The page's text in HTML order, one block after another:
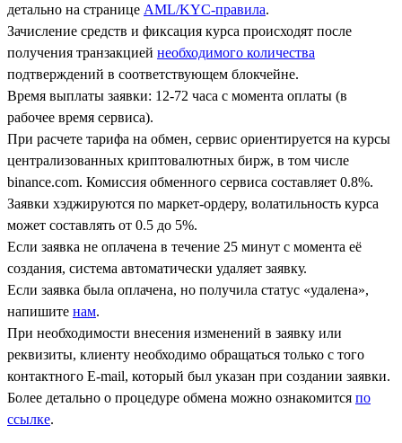
детально на странице AML/KYC-правила.
Зачисление средств и фиксация курса происходят после
получения транзакцией необходимого количества
подтверждений в соответствующем блокчейне.
Время выплаты заявки: 12-72 часа с момента оплаты (в
рабочее время сервиса).
При расчете тарифа на обмен, сервис ориентируется на курсы
централизованных криптовалютных бирж, в том числе
binance.com. Комиссия обменного сервиса составляет 0.8%.
Заявки хэджируются по маркет-ордеру, волатильность курса
может составлять от 0.5 до 5%.
Если заявка не оплачена в течение 25 минут с момента её
создания, система автоматически удаляет заявку.
Если заявка была оплачена, но получила статус «удалена»,
напишите нам.
При необходимости внесения изменений в заявку или
реквизиты, клиенту необходимо обращаться только с того
контактного Е-mail, который был указан при создании заявки.
Более детально о процедуре обмена можно ознакомится по
ссылке.